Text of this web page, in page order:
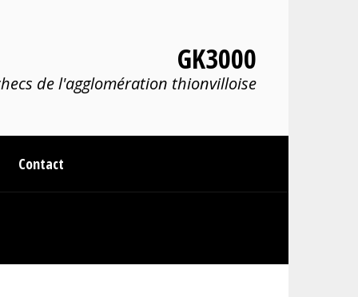
GK3000
de l'agglomération thionvilloise
Contact